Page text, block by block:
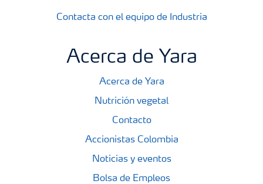
Contacta con el equipo de Industria
Acerca de Yara
Acerca de Yara
Nutrición vegetal
Contacto
Accionistas Colombia
Noticias y eventos
Bolsa de Empleos